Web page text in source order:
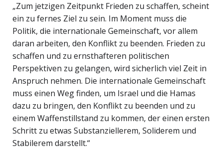
„Zum jetzigen Zeitpunkt Frieden zu schaffen, scheint
ein zu fernes Ziel zu sein. Im Moment muss die
Politik, die internationale Gemeinschaft, vor allem
daran arbeiten, den Konflikt zu beenden. Frieden zu
schaffen und zu ernsthafteren politischen
Perspektiven zu gelangen, wird sicherlich viel Zeit in
Anspruch nehmen. Die internationale Gemeinschaft
muss einen Weg finden, um Israel und die Hamas
dazu zu bringen, den Konflikt zu beenden und zu
einem Waffenstillstand zu kommen, der einen ersten
Schritt zu etwas Substanziellerem, Soliderem und
Stabilerem darstellt.“